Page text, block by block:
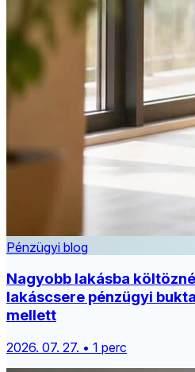
Pénzügyi blog
Nagyobb lakásba
lakáscsere pénzügyi
mellett
2026. 07. 27. • 1 perc